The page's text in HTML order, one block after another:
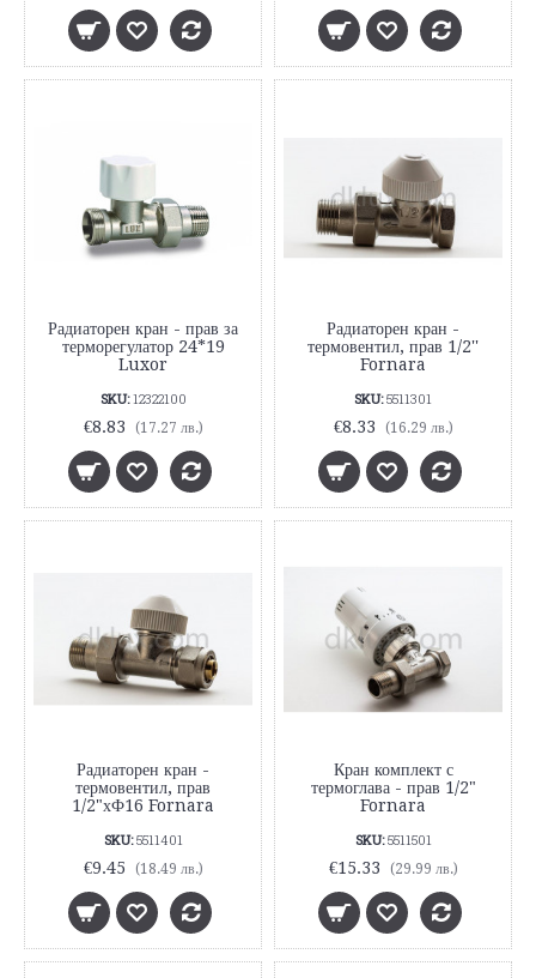
Радиаторен кран - прав за
терморегулатор 24*19
Luxor
SKU:12322100
€8.83 (17.27 лв.)
Радиаторен кран -
термовентил, прав 1/2''
Fornara
SKU:5511301
€8.33 (16.29 лв.)
Радиаторен кран -
термовентил, прав
1/2"хФ16 Fornara
SKU:5511401
€9.45 (18.49 лв.)
Кран комплект с
термоглава - прав 1/2"
Fornara
SKU:5511501
€15.33 (29.99 лв.)